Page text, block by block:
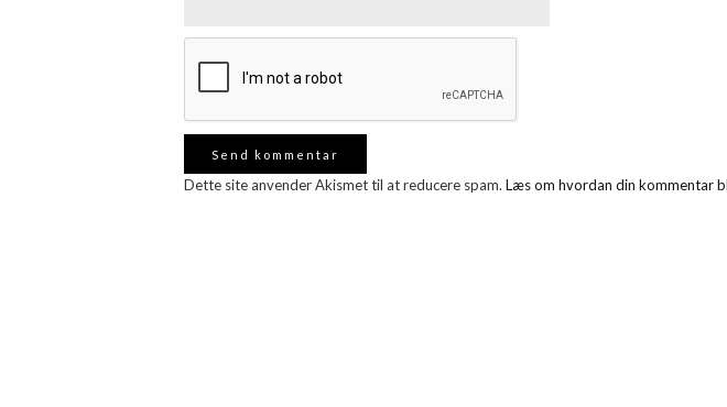
Dette site anvender Akismet til at reducere spam. Læs om hvordan din kommentar